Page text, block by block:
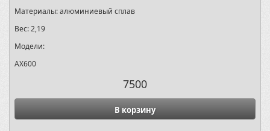
Материалы:алюминиевый сплав
Вес:2,19
Модели:
AX600
7500
В корзину